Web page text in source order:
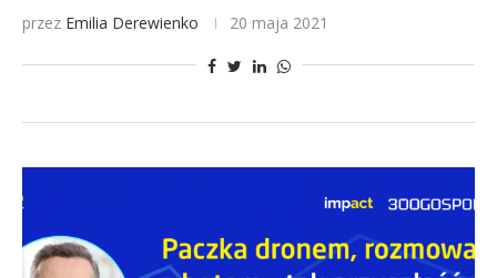
przez Emilia Derewienko 20 maja 2021